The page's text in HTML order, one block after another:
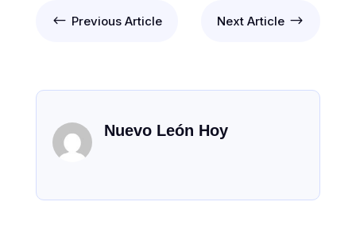
# Previous Article Next Article $
Nuevo León Hoy